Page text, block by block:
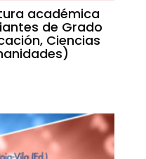
académica
de Grado
Ciencias